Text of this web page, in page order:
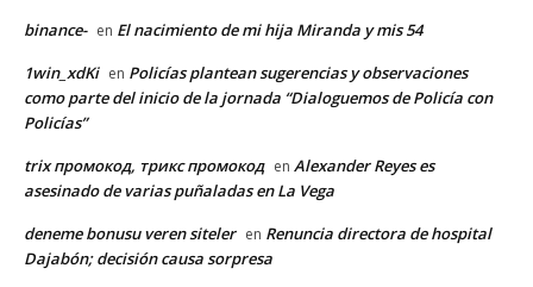
binance- en El nacimiento de mi hija Miranda y mis 54
1win_xdKi en Policías plantean sugerencias y observaciones
como parte del inicio de la jornada “Dialoguemos de Policía con
Policías”
trix промокод, трикс промокод en Alexander Reyes es
asesinado de varias puñaladas en La Vega
deneme bonusu veren siteler en Renuncia directora de hospital
Dajabón; decisión causa sorpresa